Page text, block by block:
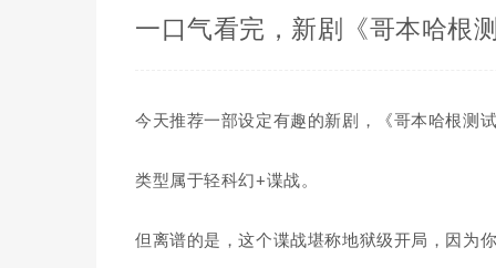
一口气看完，新剧《哥本哈根
今天推荐一部设定有趣的新剧，《哥本哈根测
类型属于轻科幻+谍战。
但离谱的是，这个谍战堪称地狱级开局，因为